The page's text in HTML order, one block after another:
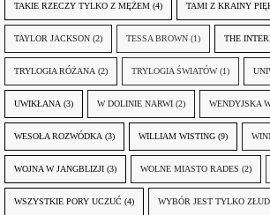
TAKIE RZECZY TYLKO Z MĘŻEM (4) TAMI Z KRAINY
TAYLOR JACKSON (2) TESSA BROWN (1) THE
TRYLOGIA RÓŻANA (2) TRYLOGIA ŚWIATÓW (1)
UWIKŁANA (3) W DOLINIE NARWI (2) WENDYJSKA
WESOŁA ROZWÓDKA (3) WILLIAM WISTING (9)
WOJNA W JANGBLIZJI (3) WOLNE MIASTO RADES (2)
WSZYSTKIE PORY UCZUĆ (4) WYBÓR JEST TYLKO